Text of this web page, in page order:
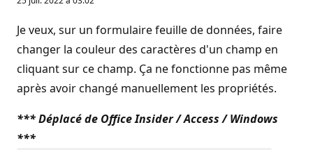
Je veux, sur un formulaire feuille de données, faire
changer la couleur des caractères d'un champ en
cliquant sur ce champ. Ça ne fonctionne pas même
après avoir changé manuellement les propriétés.
*** Déplacé de Office Insider / Access / Windows
***